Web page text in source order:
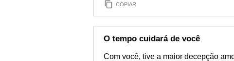
COPIAR
O tempo cuidará de você
Com você, tive a maior decepção